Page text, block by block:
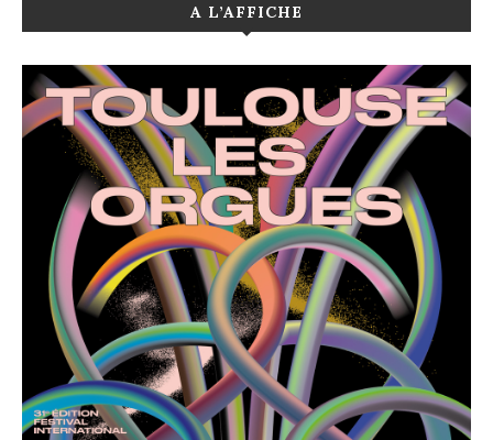
A L’AFFICHE